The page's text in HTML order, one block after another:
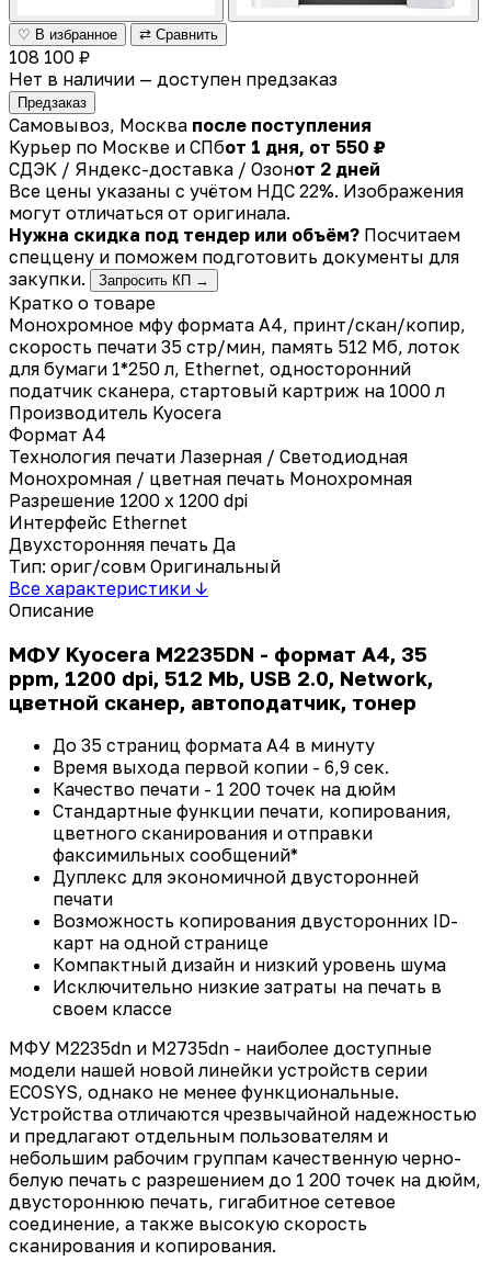
♡ В избранное ⇄ Сравнить
108 100 ₽
Нет в наличии — доступен предзаказ
Предзаказ
Самовывоз, Москва после поступления
Курьер по Москве и СПбот 1 дня, от 550 ₽
СДЭК / Яндекс-доставка / Озонот 2 дней
Все цены указаны с учётом НДС 22%. Изображения
могут отличаться от оригинала.
Нужна скидка под тендер или объём? Посчитаем
спеццену и поможем подготовить документы для
закупки.
Запросить КП →
Кратко о товаре
Монохромное мфу формата А4, принт/скан/копир,
скорость печати 35 стр/мин, память 512 Мб, лоток
для бумаги 1*250 л, Ethernet, односторонний
податчик сканера, стартовый картриж на 1000 л
Производитель Kyocera
Формат A4
Технология печати Лазерная / Светодиодная
Монохромная / цветная печать Монохромная
Разрешение 1200 x 1200 dpi
Интерфейс Ethernet
Двухсторонняя печать Да
Тип: ориг/совм Оригинальный
Все характеристики ↓
Описание
МФУ Kyocera M2235DN - формат А4, 35
ppm, 1200 dpi, 512 Mb, USB 2.0, Network,
цветной сканер, автоподатчик, тонер
До 35 страниц формата А4 в минуту
Время выхода первой копии - 6,9 сек.
Качество печати - 1 200 точек на дюйм
Стандартные функции печати, копирования,
цветного сканирования и отправки
факсимильных сообщений*
Дуплекс для экономичной двусторонней
печати
Возможность копирования двусторонних ID-
карт на одной странице
Компактный дизайн и низкий уровень шума
Исключительно низкие затраты на печать в
своем классе
МФУ M2235dn и M2735dn - наиболее доступные
модели нашей новой линейки устройств серии
ECOSYS, однако не менее функциональные.
Устройства отличаются чрезвычайной надежностью
и предлагают отдельным пользователям и
небольшим рабочим группам качественную черно-
белую печать с разрешением до 1 200 точек на дюйм,
двустороннюю печать, гигабитное сетевое
соединение, а также высокую скорость
сканирования и копирования.